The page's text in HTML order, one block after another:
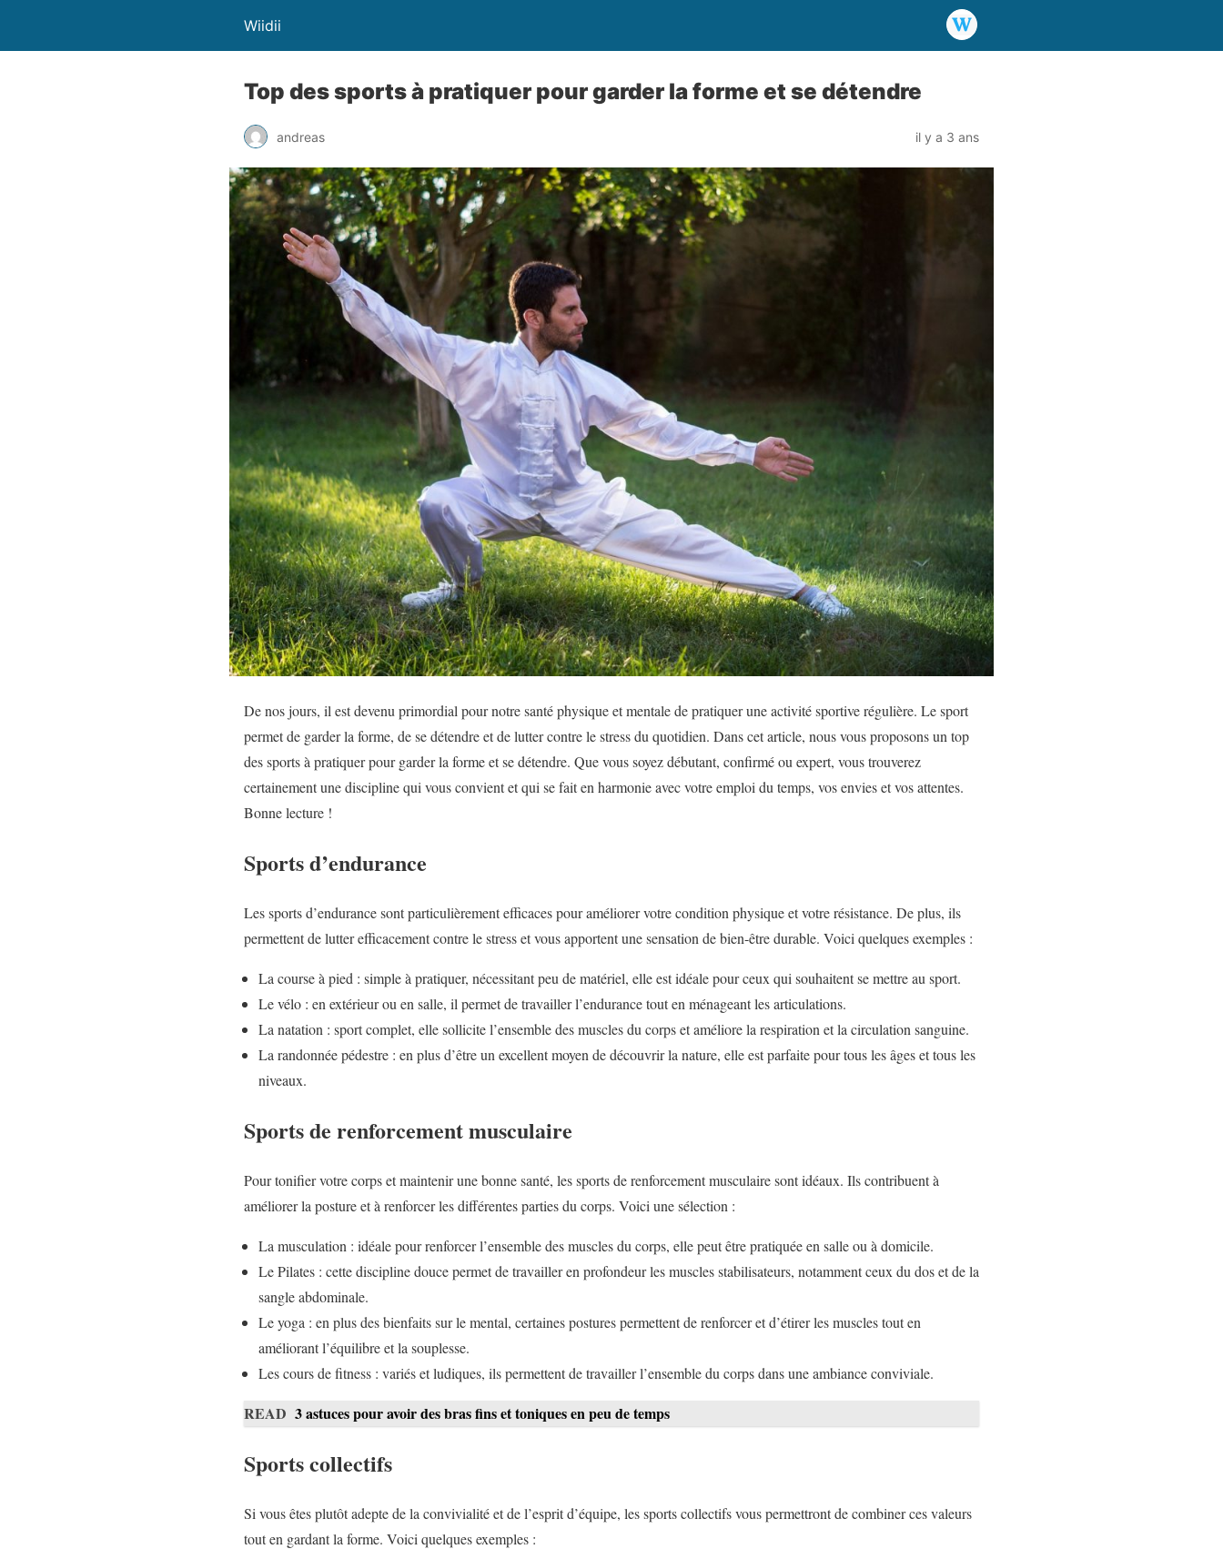
Wiidii
Top des sports à pratiquer pour garder la forme et se détendre
andreas il y a 3 ans
De nos jours, il est devenu primordial pour notre santé physique et mentale de pratiquer une activité sportive régulière. Le sport
permet de garder la forme, de se détendre et de lutter contre le stress du quotidien. Dans cet article, nous vous proposons un top
des sports à pratiquer pour garder la forme et se détendre. Que vous soyez débutant, confirmé ou expert, vous trouverez
certainement une discipline qui vous convient et qui se fait en harmonie avec votre emploi du temps, vos envies et vos attentes.
Bonne lecture !
Sports d’endurance
Les sports d’endurance sont particulièrement efficaces pour améliorer votre condition physique et votre résistance. De plus, ils
permettent de lutter efficacement contre le stress et vous apportent une sensation de bien-être durable. Voici quelques exemples :
La course à pied : simple à pratiquer, nécessitant peu de matériel, elle est idéale pour ceux qui souhaitent se mettre au sport.
Le vélo : en extérieur ou en salle, il permet de travailler l’endurance tout en ménageant les articulations.
La natation : sport complet, elle sollicite l’ensemble des muscles du corps et améliore la respiration et la circulation sanguine.
La randonnée pédestre : en plus d’être un excellent moyen de découvrir la nature, elle est parfaite pour tous les âges et tous les
niveaux.
Sports de renforcement musculaire
Pour tonifier votre corps et maintenir une bonne santé, les sports de renforcement musculaire sont idéaux. Ils contribuent à
améliorer la posture et à renforcer les différentes parties du corps. Voici une sélection :
La musculation : idéale pour renforcer l’ensemble des muscles du corps, elle peut être pratiquée en salle ou à domicile.
Le Pilates : cette discipline douce permet de travailler en profondeur les muscles stabilisateurs, notamment ceux du dos et de la
sangle abdominale.
Le yoga : en plus des bienfaits sur le mental, certaines postures permettent de renforcer et d’étirer les muscles tout en
améliorant l’équilibre et la souplesse.
Les cours de fitness : variés et ludiques, ils permettent de travailler l’ensemble du corps dans une ambiance conviviale.
READ 3 astuces pour avoir des bras fins et toniques en peu de temps
Sports collectifs
Si vous êtes plutôt adepte de la convivialité et de l’esprit d’équipe, les sports collectifs vous permettront de combiner ces valeurs
tout en gardant la forme. Voici quelques exemples :